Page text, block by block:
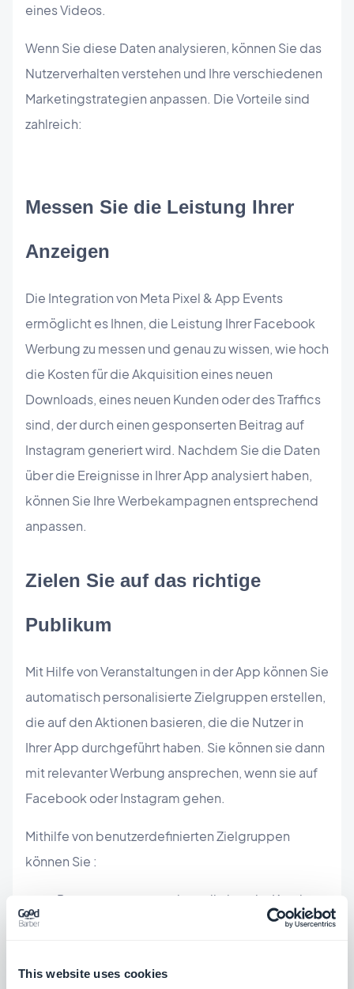
This website uses cookies
eines Videos.
Wenn Sie diese Daten analysieren, können Sie das
Nutzerverhalten verstehen und Ihre verschiedenen
Marketingstrategien anpassen. Die Vorteile sind
zahlreich:
Messen Sie die Leistung Ihrer
Anzeigen
Die Integration von Meta Pixel & App Events
ermöglicht es Ihnen, die Leistung Ihrer Facebook
Werbung zu messen und genau zu wissen, wie hoch
die Kosten für die Akquisition eines neuen
Downloads, eines neuen Kunden oder des Traffics
sind, der durch einen gesponserten Beitrag auf
Instagram generiert wird. Nachdem Sie die Daten
über die Ereignisse in Ihrer App analysiert haben,
können Sie Ihre Werbekampagnen entsprechend
anpassen.
Zielen Sie auf das richtige
Publikum
Mit Hilfe von Veranstaltungen in der App können Sie
automatisch personalisierte Zielgruppen erstellen,
die auf den Aktionen basieren, die die Nutzer in
Ihrer App durchgeführt haben. Sie können sie dann
mit relevanter Werbung ansprechen, wenn sie auf
Facebook oder Instagram gehen.
Mithilfe von benutzerdefinierten Zielgruppen
können Sie :
Personen anzusprechen, die bereits Kunden
oder Mitglieder sind oder Ihre App besucht
anzubieten.